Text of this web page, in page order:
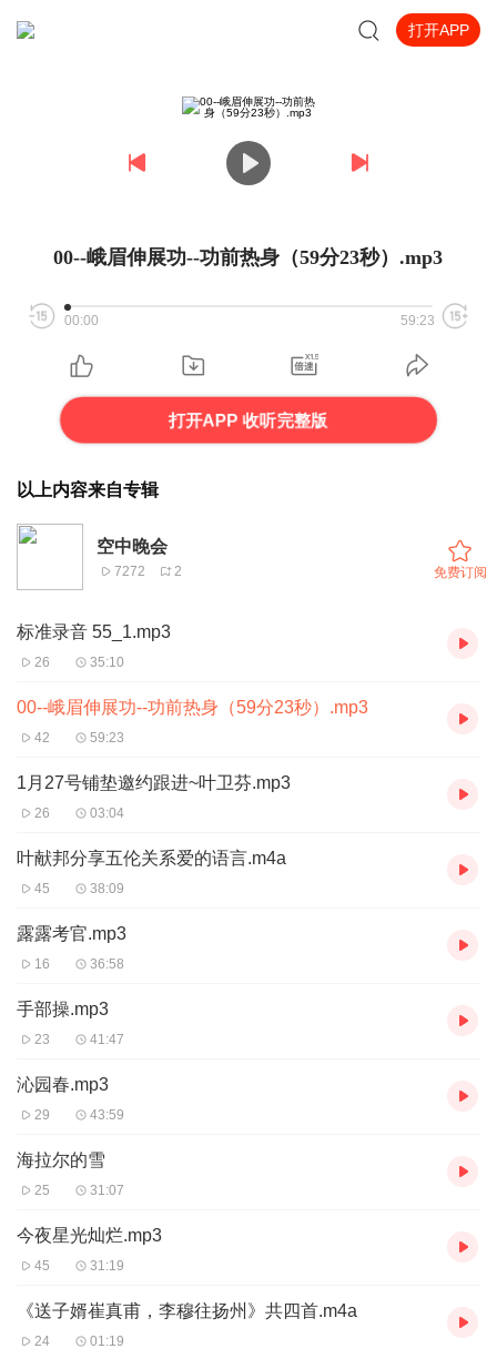
打开APP
00--峨眉伸展功--功前热身（59分23秒）.mp3
00:00 59:23
打开APP 收听完整版
以上内容来自专辑
空中晚会
7272 2 免费订阅
标准录音 55_1.mp3
26 35:10
00--峨眉伸展功--功前热身（59分23秒）.mp3
42 59:23
1月27号铺垫邀约跟进~叶卫芬.mp3
26 03:04
叶献邦分享五伦关系爱的语言.m4a
45 38:09
露露考官.mp3
16 36:58
手部操.mp3
23 41:47
沁园春.mp3
29 43:59
海拉尔的雪
25 31:07
今夜星光灿烂.mp3
45 31:19
《送子婿崔真甫，李穆往扬州》共四首.m4a
24 01:19